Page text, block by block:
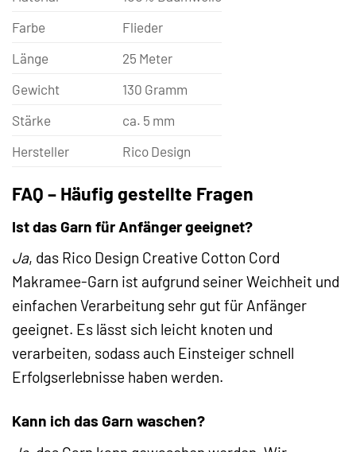
Farbe
Flieder
Länge
25 Meter
Gewicht
130 Gramm
Stärke
ca. 5 mm
Hersteller
Rico Design
FAQ – Häufig gestellte Fragen
Ist das Garn für Anfänger geeignet?
Ja, das Rico Design Creative Cotton Cord
Makramee-Garn ist aufgrund seiner Weichheit und
einfachen Verarbeitung sehr gut für Anfänger
geeignet. Es lässt sich leicht knoten und
verarbeiten, sodass auch Einsteiger schnell
Erfolgserlebnisse haben werden.
Kann ich das Garn waschen?